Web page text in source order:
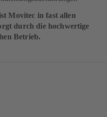
Movitec in fast allen
durch die hochwertige
Betrieb.